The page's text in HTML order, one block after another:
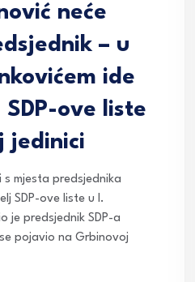
neće
– u
ide
ove liste
jedinici
mjesta predsjednika
SDP-ove liste u I.
je predsjednik SDP-a
pojavio na Grbinovoj